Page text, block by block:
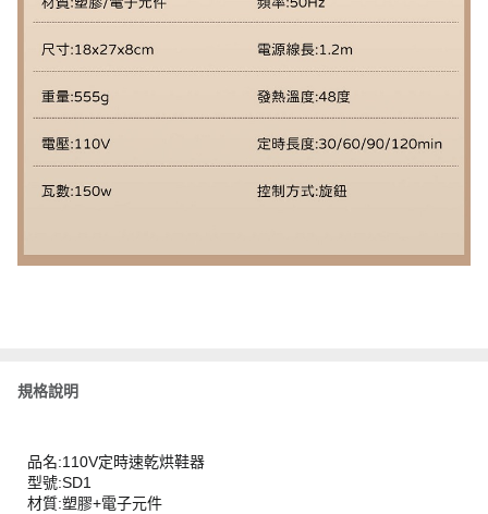
規格說明
品名:110V定時速乾烘鞋器
型號:SD1
材質:塑膠+電子元件